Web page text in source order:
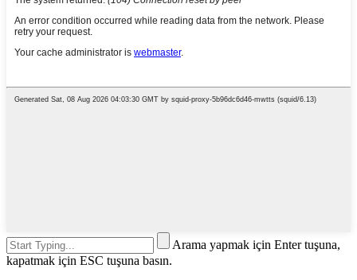
Arama yapmak için Enter tuşuna,
kapatmak için ESC tuşuna basın.